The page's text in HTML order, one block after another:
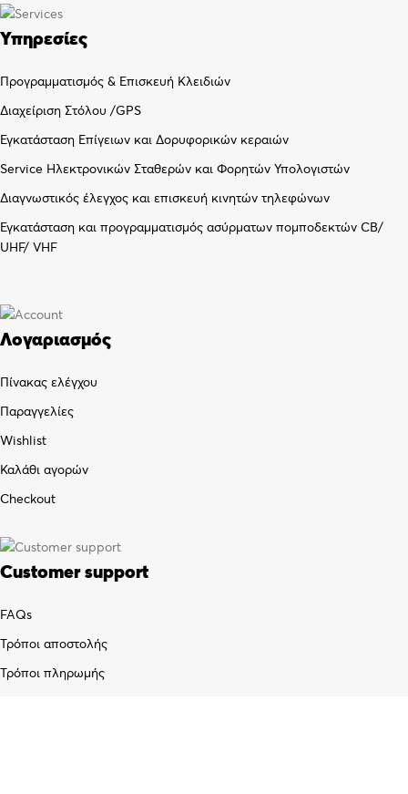
Υπηρεσίες
Προγραμματισμός & Επισκευή Κλειδιών
Διαχείριση Στόλου /GPS
Εγκατάσταση Επίγειων και Δορυφορικών κεραιών
Service Ηλεκτρονικών Σταθερών και Φορητών Υπολογιστών
Διαγνωστικός έλεγχος και επισκευή κινητών τηλεφώνων
Εγκατάσταση και προγραμματισμός ασύρματων πομποδεκτών CB/
UHF/ VHF
Λογαριασμός
Πίνακας ελέγχου
Παραγγελίες
Wishlist
Καλάθι αγορών
Checkout
Customer support
FAQs
Τρόποι αποστολής
Τρόποι πληρωμής